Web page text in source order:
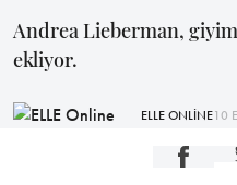
Andrea Lieberman,
ekliyor.
ELLE ONLİNE10